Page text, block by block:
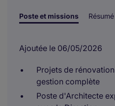
Poste et missions Résumé
Ajoutée le 06/05/2026
Projets de
gestion complète
Poste d'Architecte